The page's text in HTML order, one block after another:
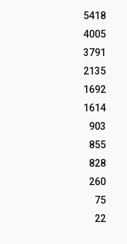
5418
4005
3791
2135
1692
1614
903
855
828
260
75
22